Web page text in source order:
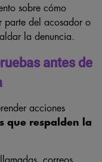
sobre cómo
parte del acosador o
la denuncia.
antes de
acciones
que respalden la
correos